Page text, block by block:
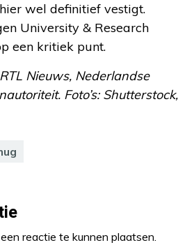
wel definitief vestigt.
University & Research
een kritiek punt.
Nieuws, Nederlandse
Foto’s: Shutterstock,
reactie te kunnen plaatsen.